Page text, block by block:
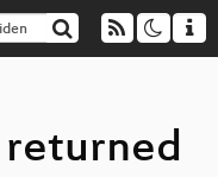
returned